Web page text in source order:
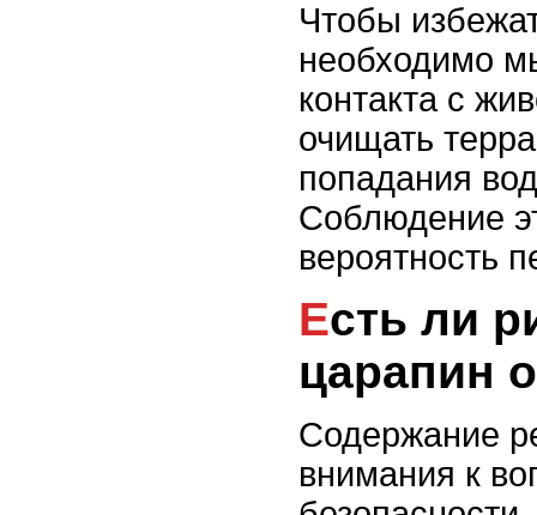
Чтобы
необходимо
контакта с
очищать
попадания
Соблюдение
вероятность
Есть ли риск укусов и
царапин
Содержание
внимания к